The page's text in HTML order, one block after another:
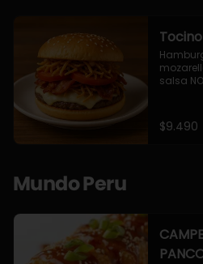
salsa
$9.490
Mundo Peru